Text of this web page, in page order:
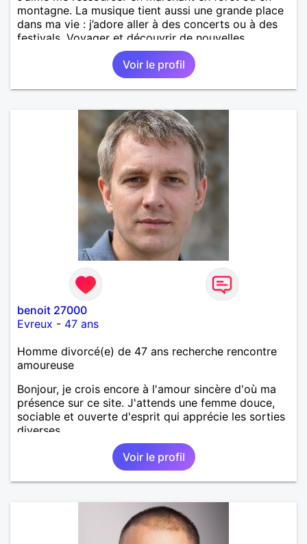
montagne. La musique tient aussi une grande place
dans ma vie : j’adore aller à des concerts ou à des
festivals. Voyager et découvrir de nouvelles
cultures, c’est ce qui m’inspire le plus. J’aimerais
rencontrer quelqu’un avec qui partager ces
moments simples et sincères.
Voir le profil
benoit 27000
Evreux - 47 ans
Homme divorcé(e) de 47 ans recherche rencontre
amoureuse
Bonjour, je crois encore à l'amour sincère d'où ma
présence sur ce site. J'attends une femme douce,
sociable et ouverte d'esprit qui apprécie les sorties
diverses.
Voir le profil